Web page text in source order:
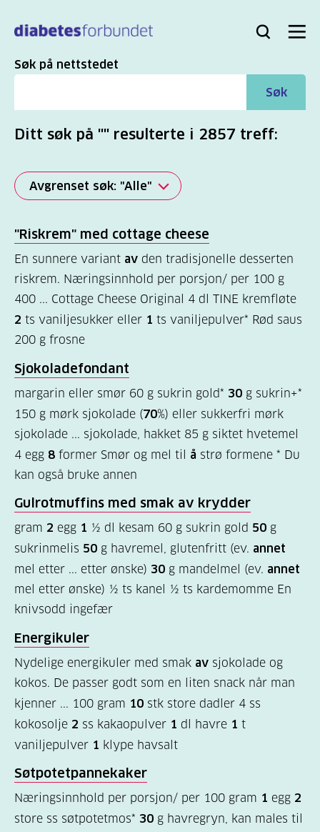
hovedinnhold
Bli
Logg
Søk Meny
Søk
Søk på nettstedet
Søk
Ditt søk på "" resulterte i 2857 treff:
Avgrenset søk: "Alle"
(2817)
Mer
(863)
Kosthold
og
oppskrifter
(725)
Tilbud
oss
(316)
For
helsepersonell
(169)
Felles
innhold
Diabetes
type
"Riskrem" med cottage cheese
En sunnere variant av den tradisjonelle desserten
riskrem. Næringsinnhold per porsjon/ per 100 g
400 ... Cottage Cheese Original 4 dl TINE kremfløte
2 ts vaniljesukker eller 1 ts vaniljepulver* Rød saus
200 g frosne
Sjokoladefondant
margarin eller smør 60 g sukrin gold* 30 g sukrin+*
150 g mørk sjokolade (70%) eller sukkerfri mørk
sjokolade ... sjokolade, hakket 85 g siktet hvetemel
4 egg 8 former Smør og mel til å strø formene * Du
kan også bruke annen
Gulrotmuffins med smak av krydder
gram 2 egg 1 ½ dl kesam 60 g sukrin gold 50 g
sukrinmelis 50 g havremel, glutenfritt (ev. annet
mel etter ... etter ønske) 30 g mandelmel (ev. annet
mel etter ønske) ½ ts kanel ½ ts kardemomme En
knivsodd ingefær
Energikuler
Nydelige energikuler med smak av sjokolade og
kokos. De passer godt som en liten snack når man
kjenner ... 100 gram 10 stk store dadler 4 ss
kokosolje 2 ss kakaopulver 1 dl havre 1 t
vaniljepulver 1 klype havsalt
Søtpotetpannekaker
Næringsinnhold per porsjon/ per 100 gram 1 egg 2
store ss søtpotetmos* 30 g havregryn, kan males til